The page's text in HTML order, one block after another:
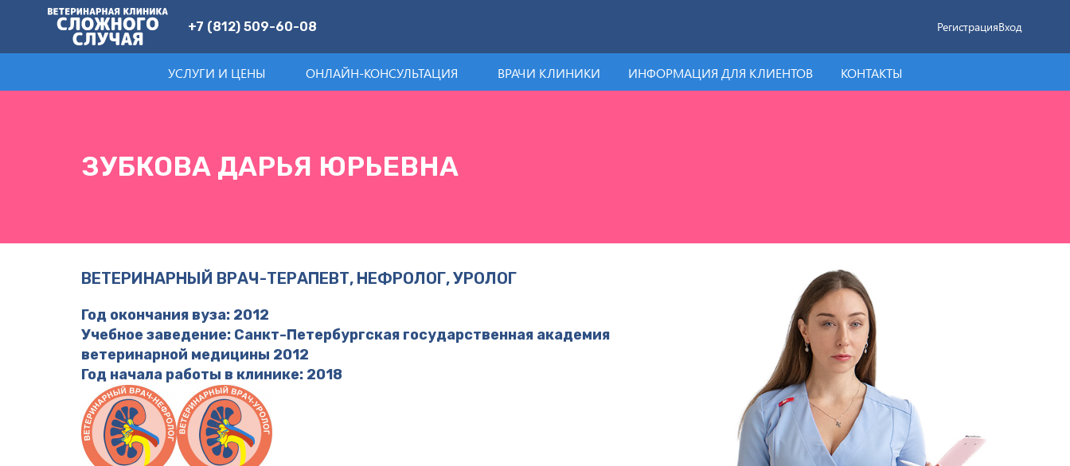
+7 (812) 509-60-08 РегистрацияВход
УСЛУГИ И ЦЕНЫ ОНЛАЙН-КОНСУЛЬТАЦИЯ ВРАЧИ КЛИНИКИ ИНФОРМАЦИЯ ДЛЯ КЛИЕНТОВ КОНТАКТЫ
ЗУБКОВА ДАРЬЯ ЮРЬЕВНА
ВЕТЕРИНАРНЫЙ ВРАЧ-ТЕРАПЕВТ, НЕФРОЛОГ, УРОЛОГ
Год окончания вуза: 2012
Учебное заведение: Санкт-Петербургская государственная академия
ветеринарной медицины 2012
Год начала работы в клинике: 2018